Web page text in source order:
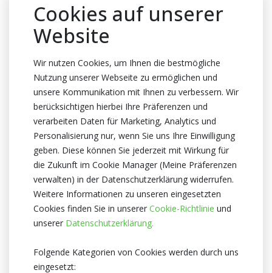
Topfhöhe
45cm Höhe
Optiflor
Herkunftsland
Niederlande
Zertifikat
MPS A+
MPS SQ
Cookies auf unserer
Website
Wir nutzen Cookies, um Ihnen die bestmögliche
Nutzung unserer Webseite zu ermöglichen und
unsere Kommunikation mit Ihnen zu verbessern. Wir
berücksichtigen hierbei Ihre Präferenzen und
verarbeiten Daten für Marketing, Analytics und
Personalisierung nur, wenn Sie uns Ihre Einwilligung
geben. Diese können Sie jederzeit mit Wirkung für
die Zukunft im Cookie Manager (Meine Präferenzen
verwalten) in der Datenschutzerklärung widerrufen.
Weitere Informationen zu unseren eingesetzten
Cookies finden Sie in unserer Cookie-Richtlinie und
unserer Datenschutzerklärung.
Folgende Kategorien von Cookies werden durch uns
eingesetzt: